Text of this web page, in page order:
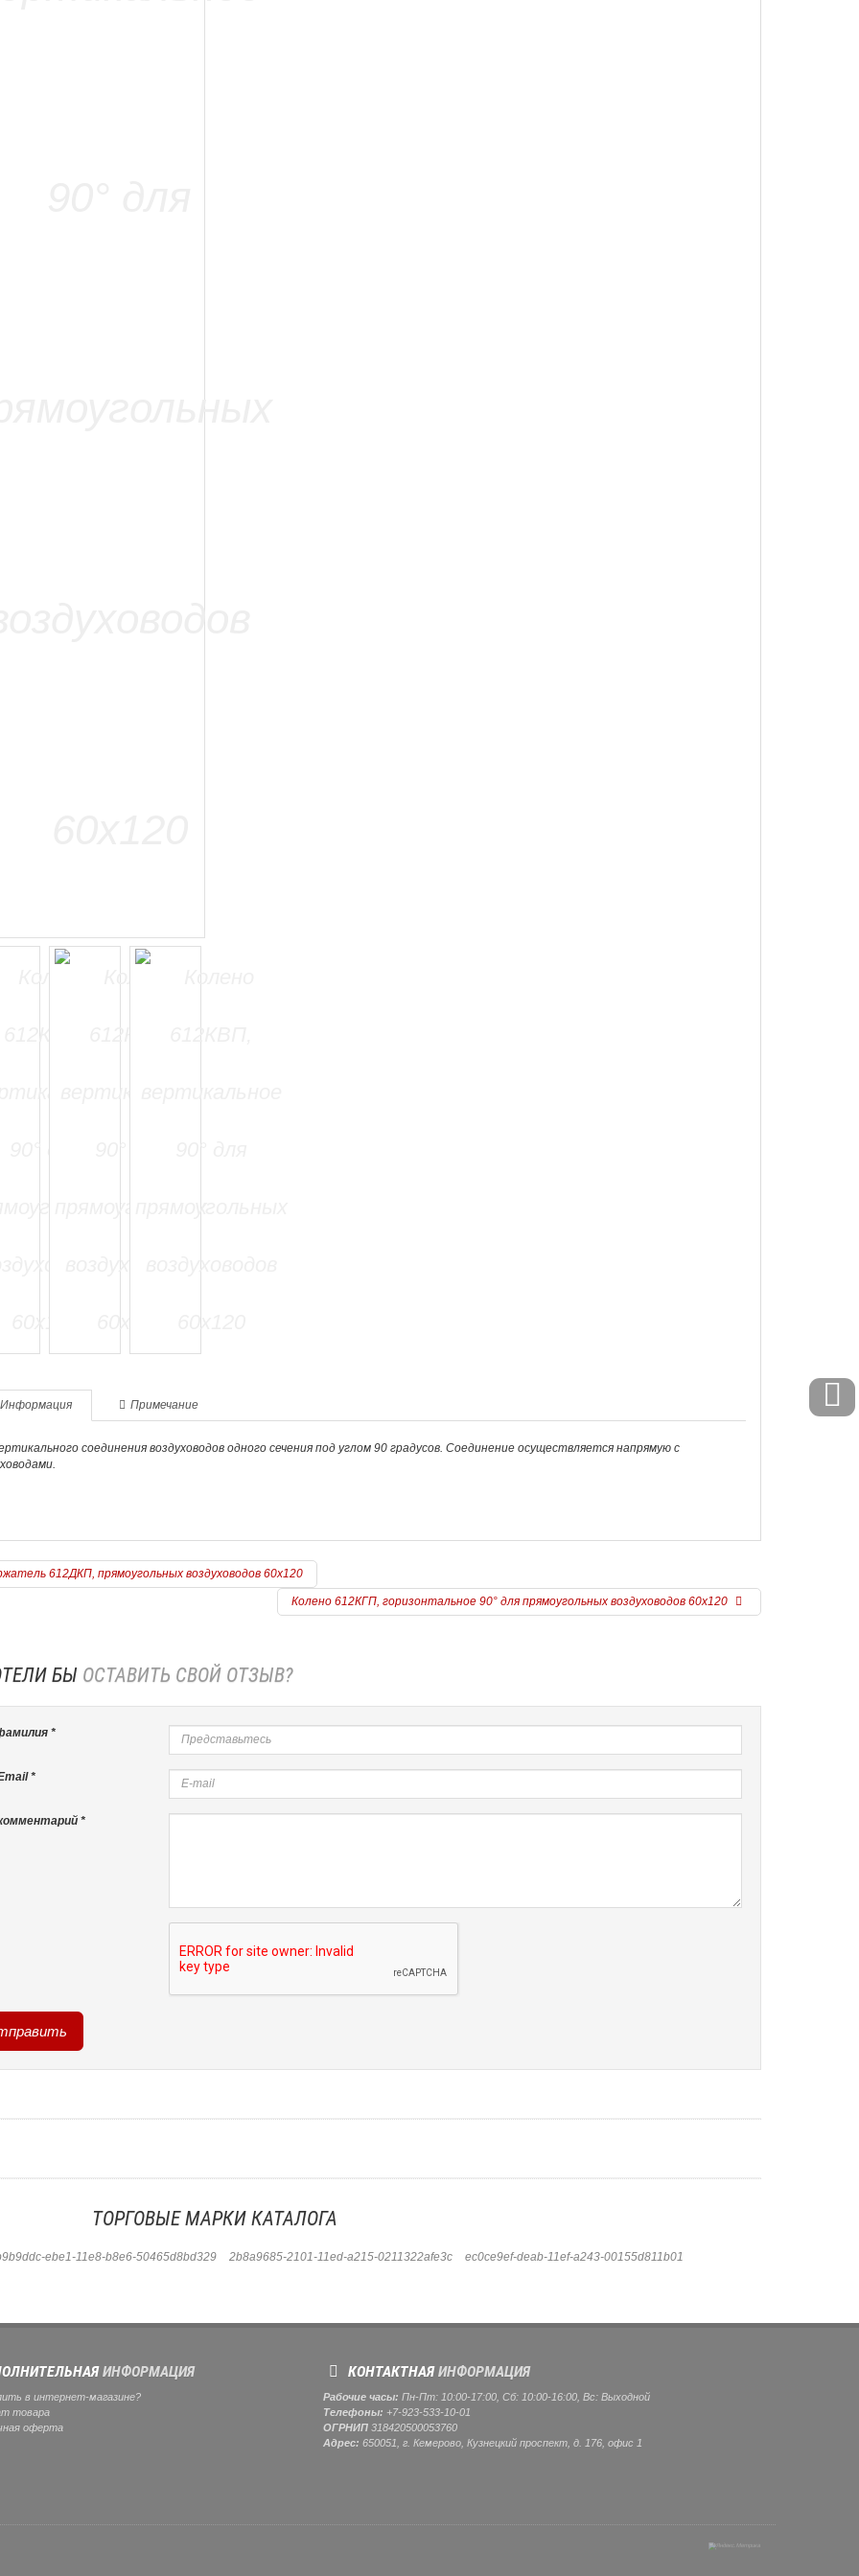
Информация Примечание
соединения воздуховодов одного сечения под углом 90 градусов. Соединение осуществляется напрямую с
612ДКП, прямоугольных воздуховодов 60х120
Колено 612КГП, горизонтальное 90° для прямоугольных воздуховодов 60х120
БЫ ОСТАВИТЬ СВОЙ ОТЗЫВ?
*
*
*
ТОРГОВЫЕ МАРКИ КАТАЛОГА
ebe1-11e8-b8e6-50465d8bd329 2b8a9685-2101-11ed-a215-0211322afe3c ec0ce9ef-deab-11ef-a243-00155d811b01
ИНФОРМАЦИЯ
в интернет-магазине?
товара
оферта
КОНТАКТНАЯИНФОРМАЦИЯ
Рабочие часы: Пн-Пт: 10:00-17:00, Сб: 10:00-16:00, Вс: Выходной
Телефоны: +7-923-533-10-01
ОГРНИП318420500053760
Адрес: 650051, г. Кемерово, Кузнецкий проспект, д. 176, офис 1